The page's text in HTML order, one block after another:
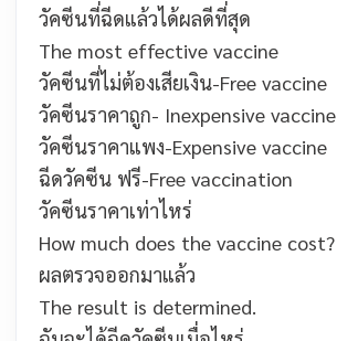
วัคซีนที่ฉีดแล้วได้ผลดีที่สุด
The most effective vaccine
วัคซีนที่ไม่ต้องเสียเงิน-Free vaccine
วัคซีนราคาถูก- Inexpensive vaccine
วัคซีนราคาแพง-Expensive vaccine
ฉีดวัคซีน ฟรี-Free vaccination
วัคซีนราคาเท่าไหร่
How much does the vaccine cost?
ผลตรวจออกมาแล้ว
The result is determined.